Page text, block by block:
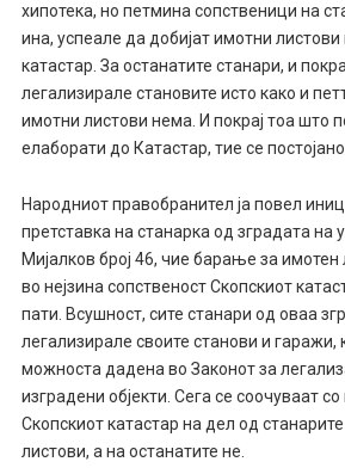
хипотека, но петмина сопственици на
ина, успеале да добијат имотни
катастар. За останатите станари, и
легализирале становите исто како и
имотни листови нема. И покрај тоа што
елаборати до Катастар, тие се
Народниот правобранител ја повел
претставка на станарка од зградата на
Мијалков број 46, чие барање за имотен
во нејзина сопственост Скопскиот
пати. Всушност, сите станари од оваа
легализирале своите станови и гаражи,
можноста дадена во Законот за
изградени објекти. Сега се соочуваат
Скопскиот катастар на дел од
листови, а на останатите не.